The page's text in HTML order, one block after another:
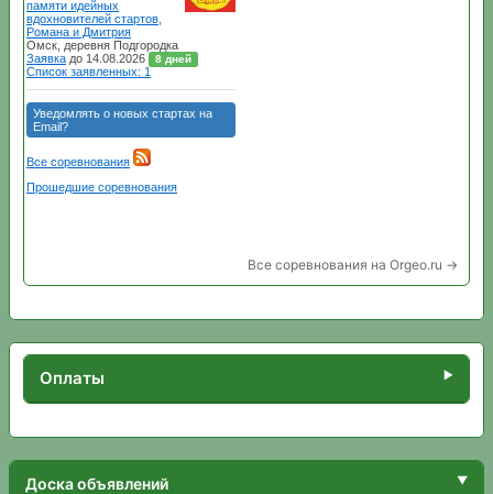
Все соревнования на Orgeo.ru →
Оплаты
Доска объявлений